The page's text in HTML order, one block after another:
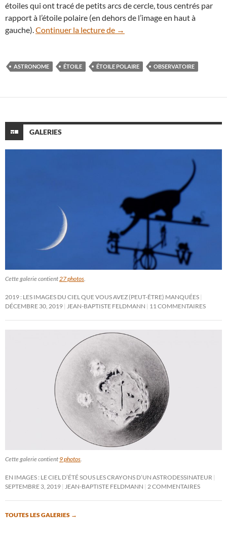
étoiles qui ont tracé de petits arcs de cercle, tous centrés par
rapport à l’étoile polaire (en dehors de l’image en haut à
gauche).Continuer la lecture de Une coupole sous les étoiles
→
ASTRONOME ÉTOILE ÉTOILE POLAIRE OBSERVATOIRE
GALERIES
Cette galerie contient27 photos.
2019 : LES IMAGES DU CIEL QUE VOUS AVEZ (PEUT-ÊTRE) MANQUÉES
DÉCEMBRE 30, 2019 JEAN-BAPTISTE FELDMANN 11 COMMENTAIRES
Cette galerie contient 9 photos.
EN IMAGES : LE CIEL D’ÉTÉ SOUS LES CRAYONS D’UN ASTRODESSINATEUR
SEPTEMBRE 3, 2019 JEAN-BAPTISTE FELDMANN 2 COMMENTAIRES
TOUTES LES GALERIES →